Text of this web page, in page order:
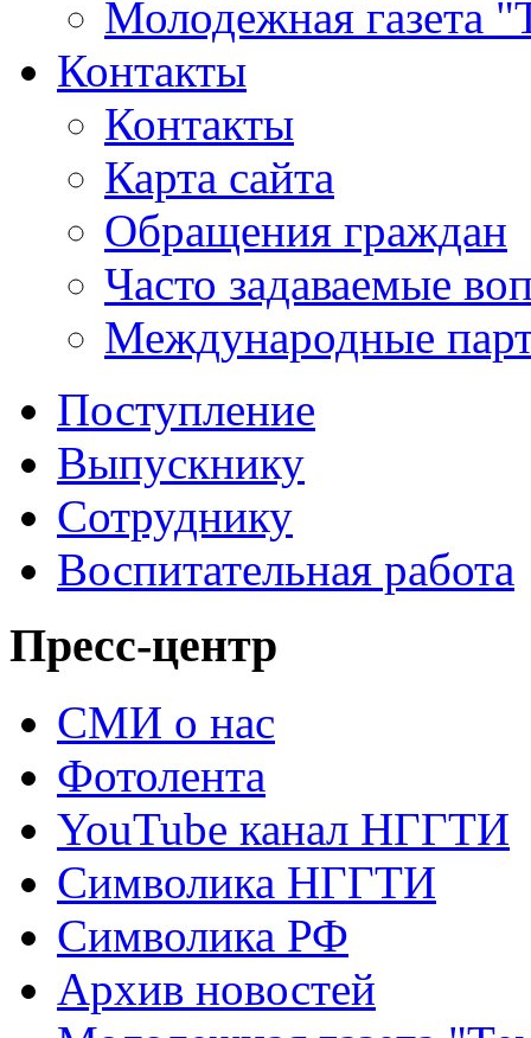
Молодежная газета
Контакты
Контакты
Карта сайта
Обращения граждан
Часто задаваемые
Международные
Поступление
Выпускнику
Сотруднику
Воспитательная работа
Пресс-центр
СМИ о нас
Фотолента
YouTube канал НГГТИ
Символика НГГТИ
Символика РФ
Архив новостей